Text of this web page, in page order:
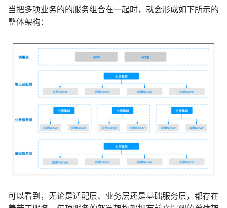
当把多项业务的的服务组合在一起时，就会形成如下所示的
整体架构：
可以看到，无论是适配层、业务层还是基础服务层，都存在